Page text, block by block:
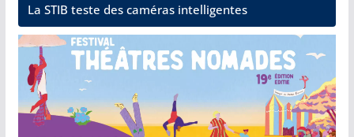
La STIB teste des caméras intelligentes